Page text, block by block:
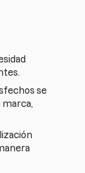
se
marca,